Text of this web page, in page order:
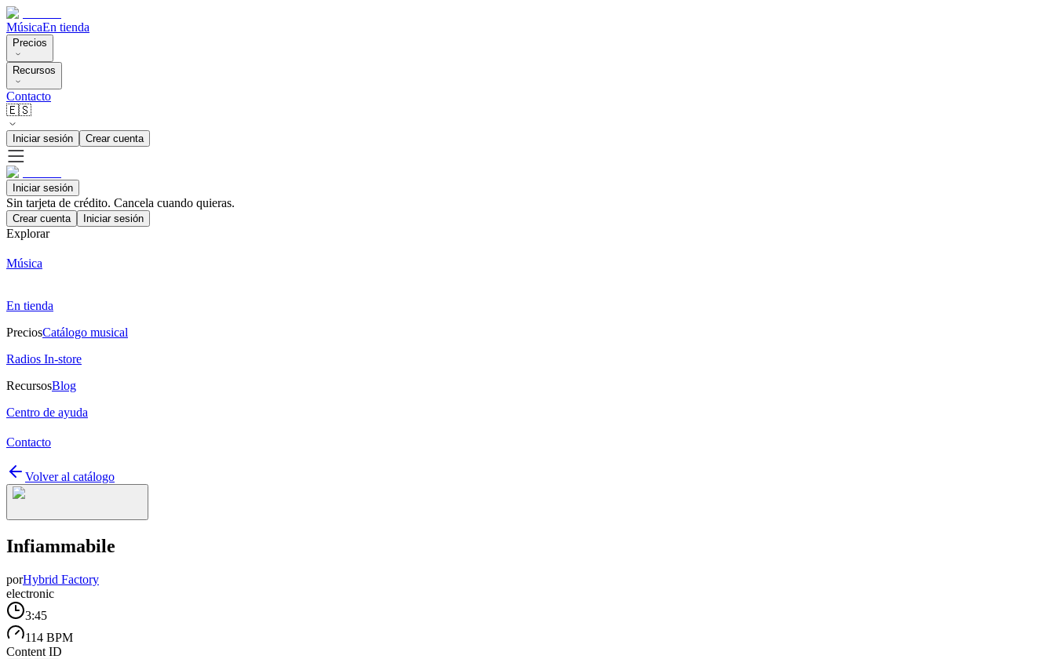
MúsicaEn tienda
Precios
Recursos
Contacto
🇪🇸
Iniciar sesión Crear cuenta
Iniciar sesión
Sin tarjeta de crédito. Cancela cuando quieras.
Crear cuenta Iniciar sesión
Explorar
Música
En tienda
PreciosCatálogo musical
Radios In-store
RecursosBlog
Centro de ayuda
Contacto
Volver al catálogo
Infiammabile
porHybrid Factory
electronic
3:45
114 BPM
Content ID